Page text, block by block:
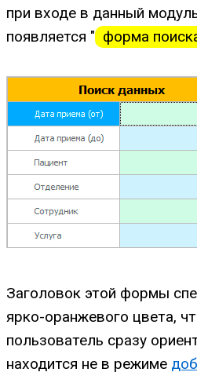
при входе в данный
появляется " форма
Заголовок этой формы
ярко-оранжевого цвета,
пользователь сразу
находится не в режиме